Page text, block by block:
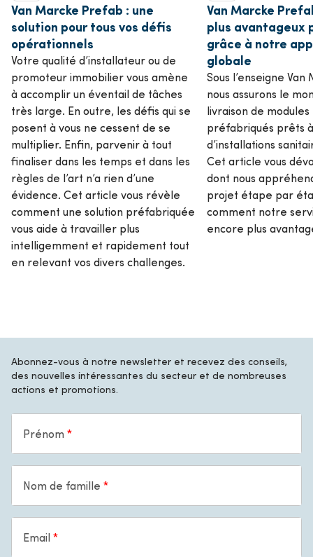
Van Marcke Prefab : une
solution pour tous vos défis
opérationnels
Votre qualité d’installateur ou de
promoteur immobilier vous amène
à accomplir un éventail de tâches
très large. En outre, les défis qui se
posent à vous ne cessent de se
multiplier. Enfin, parvenir à tout
finaliser dans les temps et dans les
règles de l’art n’a rien d’une
évidence. Cet article vous révèle
comment une solution préfabriquée
vous aide à travailler plus
intelligemment et rapidement tout
en relevant vos divers challenges.
Van Marcke
plus avantageux
grâce à notre
globale
Sous l’enseigne
nous assurons le
livraison de
préfabriqués prêts
d’installations
Cet article vous
dont nous
projet étape par
comment notre
encore plus
Abonnez-vous à notre newsletter et recevez des conseils,
des nouvelles intéressantes du secteur et de nombreuses
actions et promotions.
Prénom
Nom de famille
Email